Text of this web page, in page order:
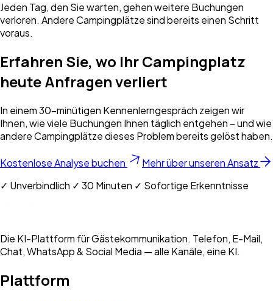
Jeden Tag, den Sie warten, gehen weitere Buchungen
verloren. Andere Campingplätze sind bereits einen Schritt
voraus.
Erfahren Sie, wo Ihr Campingplatz
heute Anfragen verliert
In einem 30-minütigen Kennenlerngespräch zeigen wir
Ihnen, wie viele Buchungen Ihnen täglich entgehen – und wie
andere Campingplätze dieses Problem bereits gelöst haben.
Kostenlose Analyse buchen
Mehr über unseren Ansatz
✓ Unverbindlich ✓ 30 Minuten ✓ Sofortige Erkenntnisse
Die KI-Plattform für Gästekommunikation. Telefon, E-Mail,
Chat, WhatsApp & Social Media — alle Kanäle, eine KI.
Plattform